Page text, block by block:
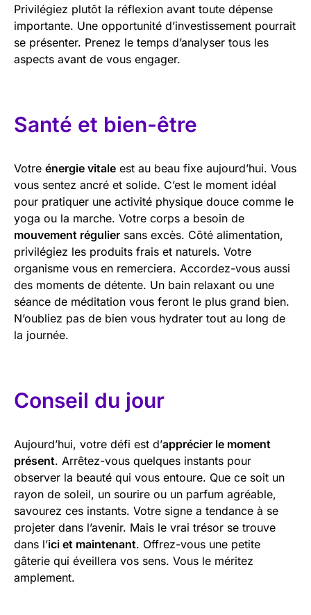
Privilégiez plutôt la réflexion avant toute dépense
importante. Une opportunité d’investissement pourrait
se présenter. Prenez le temps d’analyser tous les
aspects avant de vous engager.
Santé et bien-être
Votre énergie vitale est au beau fixe aujourd’hui. Vous
vous sentez ancré et solide. C’est le moment idéal
pour pratiquer une activité physique douce comme le
yoga ou la marche. Votre corps a besoin de
mouvement régulier sans excès. Côté alimentation,
privilégiez les produits frais et naturels. Votre
organisme vous en remerciera. Accordez-vous aussi
des moments de détente. Un bain relaxant ou une
séance de méditation vous feront le plus grand bien.
N’oubliez pas de bien vous hydrater tout au long de
la journée.
Conseil du jour
Aujourd’hui, votre défi est d’apprécier le moment
présent. Arrêtez-vous quelques instants pour
observer la beauté qui vous entoure. Que ce soit un
rayon de soleil, un sourire ou un parfum agréable,
savourez ces instants. Votre signe a tendance à se
projeter dans l’avenir. Mais le vrai trésor se trouve
dans l’ici et maintenant. Offrez-vous une petite
gâterie qui éveillera vos sens. Vous le méritez
amplement.